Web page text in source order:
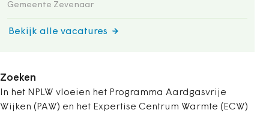
Gemeente Zevenaar
Bekijk alle vacatures
Zoeken
In het NPLW vloeien het Programma Aardgasvrije
Wijken (PAW) en het Expertise Centrum Warmte (ECW)